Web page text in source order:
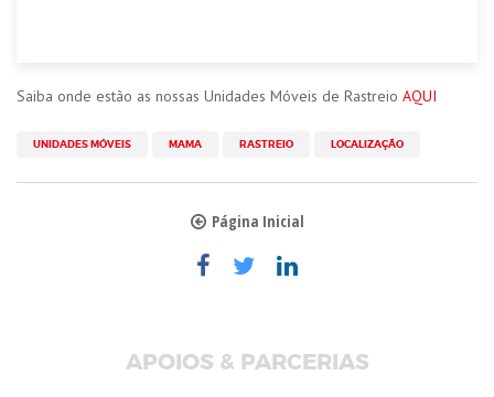
Saiba onde estão as nossas Unidades Móveis de Rastreio AQUI
UNIDADES MÓVEIS MAMA RASTREIO LOCALIZAÇÃO
Página Inicial
APOIOS & PARCERIAS